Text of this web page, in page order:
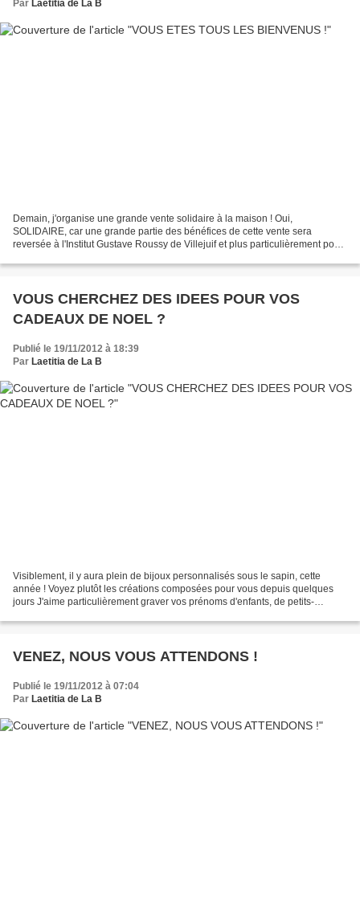
Par Laetitia de La B
Demain, j'organise une grande vente solidaire à la maison ! Oui,
SOLIDAIRE, car une grande partie des bénéfices de cette vente sera
reversée à l'Institut Gustave Roussy de Villejuif et plus particulièrement pour
VOUS CHERCHEZ DES IDEES POUR VOS
CADEAUX DE NOEL ?
Publié le 19/11/2012 à 18:39
Par Laetitia de La B
Visiblement, il y aura plein de bijoux personnalisés sous le sapin, cette
année ! Voyez plutôt les créations composées pour vous depuis quelques
jours J'aime particulièrement graver vos prénoms d'enfants, de petits-
VENEZ, NOUS VOUS ATTENDONS !
Publié le 19/11/2012 à 07:04
Par Laetitia de La B